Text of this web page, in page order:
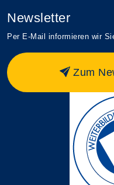
Newsletter
Per E-Mail informieren wir
Zum